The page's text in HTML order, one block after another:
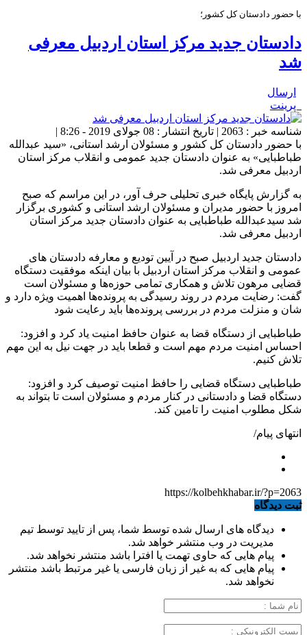
با حضور دادستان کل کشور؛
دادستان جدید مرکز استان اردبیل معرفی
شد
ارسال
پرینت
شناسه خبر : 2063 | تاریخ انتشار : 08 جولای 2019 - 8:26 |
با حضور دادستان کل کشور و مسئولان ارشد استانی، «سید عبدالله
طباطبایی» به عنوان دادستان جدید عمومی و انقلاب مرکز استان
اردبیل معرفی شد.
به گزارش پایگاه خبری تحلیلی حرف آور، در این مراسم که صبح
امروز با حضور مدیران و مسئولان ارشد استانی و کشوری برگزار
شد سیدعبدالله طباطبایی به عنوان دادستان جدید مرکز استان
اردبیل معرفی شد.
دادستان جدید اردبیل صبح در آیین تودیع و معارفه دادستان های
عمومی و انقلاب مرکز استان اردبیل با بیان اینکه موفقیت دستگاه
قضایی مرهون تلاش و همکاری تمامی حوزه‌ها و مسئولان است
گفت: رضایت مردم در روند رسیدگی به پرونده‌ها اهمیت ویژه دارد و
شان و منزلت مردم در بررسی پرونده‌ها باید رعایت شود
طباطبایی از دستگاه قضا به عنوان حافظ امنیت یاد کرد و افزود:
احساس امنیت مردم مهم است و قطعا باید در جهت نیل به این مهم
تلاش کنیم.
طباطبایی دستگاه قضایی را حافظ امنیت توصیف کرد و افزود:
دستگاه قضا و دادستانی در کنار مردم و مسئولان است تا بتواند به
شکل مطلوب امنیت را تامین کند.
انتهای پیام/
https://kolbehkhabar.ir/?p=2063
ثبت دیدگاه
دیدگاه های ارسال شده توسط شما، پس از تایید توسط تیم
مدیریت در وب منتشر خواهد شد.
پیام هایی که حاوی تهمت یا افترا باشد منتشر نخواهد شد.
پیام هایی که به غیر از زبان فارسی یا غیر مرتبط باشد منتشر
نخواهد شد.